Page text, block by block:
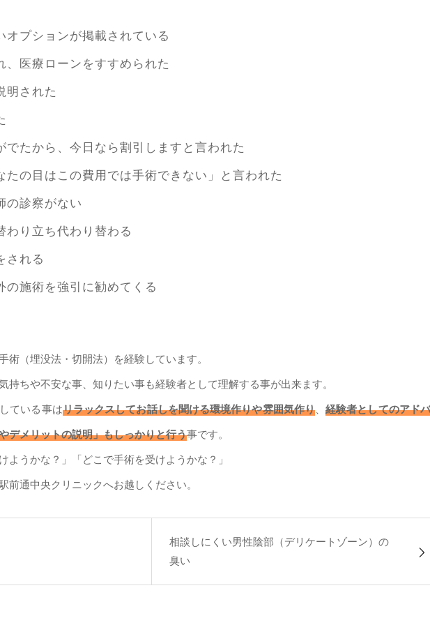
オプションが掲載されている
、医療ローンをすすめられた
明された
でたから、今日なら割引しますと言われた
たの目はこの費用では手術できない」と言われた
の診察がない
わり立ち代わり替わる
される
の施術を強引に勧めてくる
術（埋没法・切開法）を経験しています。
持ちや不安な事、知りたい事も経験者として理解する事が出来ます。
ている事はリラックスしてお話しを聞ける環境作りや雰囲気作り、経験者としてのアド
デメリットの説明」もしっかりと行う事です。
ようかな？」「どこで手術を受けようかな？」
前通中央クリニックへお越しください。
相談しにくい男性陰部（デリケートゾーン）の
臭い